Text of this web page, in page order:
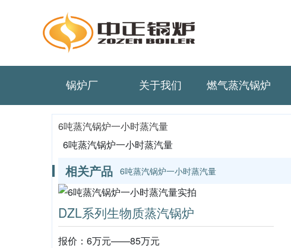
锅炉厂 关于我们 燃气蒸汽锅炉
6吨蒸汽锅炉一小时蒸汽量
6吨蒸汽锅炉一小时蒸汽量
相关产品 6吨蒸汽锅炉一小时蒸汽量
DZL系列生物质蒸汽锅炉
报价：6万元——85万元